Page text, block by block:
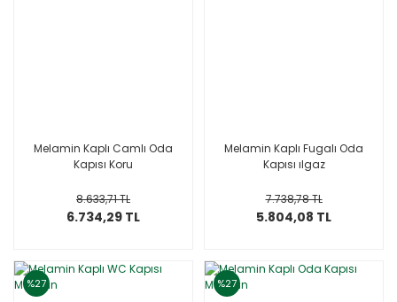
Melamin Kaplı Camlı Oda
Kapısı Koru
8.633,71 TL
6.734,29 TL
Melamin Kaplı Fugalı Oda
Kapısı ılgaz
7.738,78 TL
5.804,08 TL
%27 %27